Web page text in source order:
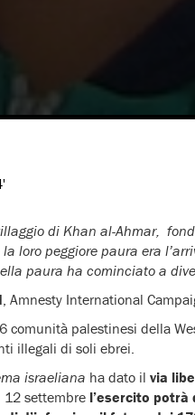
di Khan al-Ahmar,
loro peggiore paura era
paura ha cominciato a
, Amnesty International
comunità palestinesi della
illegali di soli ebrei.
israeliana ha dato il via
12 settembre l’esercito